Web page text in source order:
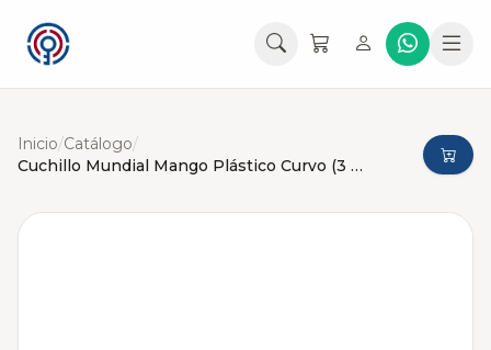
Inicio/Catálogo/
Cuchillo Mundial Mango Plástico Curvo (3 Pulgadas)